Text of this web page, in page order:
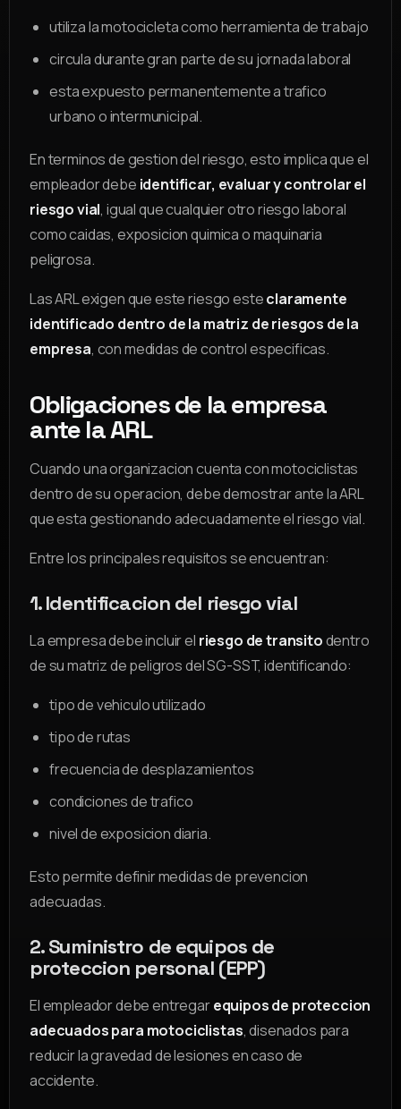
utiliza la motocicleta como herramienta de trabajo
circula durante gran parte de su jornada laboral
esta expuesto permanentemente a trafico
urbano o intermunicipal.
En terminos de gestion del riesgo, esto implica que el
empleador debe identificar, evaluar y controlar el
riesgo vial, igual que cualquier otro riesgo laboral
como caidas, exposicion quimica o maquinaria
peligrosa.
Las ARL exigen que este riesgo esteclaramente
identificado dentro de la matriz de riesgos de la
empresa, con medidas de control especificas.
Obligaciones de la empresa
ante la ARL
Cuando una organizacion cuenta con motociclistas
dentro de su operacion, debe demostrar ante la ARL
que esta gestionando adecuadamente el riesgo vial.
Entre los principales requisitos se encuentran:
1. Identificacion del riesgo vial
La empresa debe incluir el riesgo de transitodentro
de su matriz de peligros del SG-SST, identificando:
tipo de vehiculo utilizado
tipo de rutas
frecuencia de desplazamientos
condiciones de trafico
nivel de exposicion diaria.
Esto permite definir medidas de prevencion
adecuadas.
2. Suministro de equipos de
proteccion personal (EPP)
El empleador debe entregarequipos de proteccion
adecuados para motociclistas, disenados para
reducir la gravedad de lesiones en caso de
accidente.